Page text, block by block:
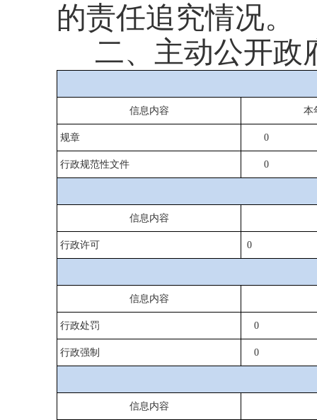
的责任追究情况。
二、主动公开政
信息内容 本
规章 0
行政规范性文件 0
信息内容
行政许可 0
信息内容
行政处罚 0
行政强制 0
信息内容